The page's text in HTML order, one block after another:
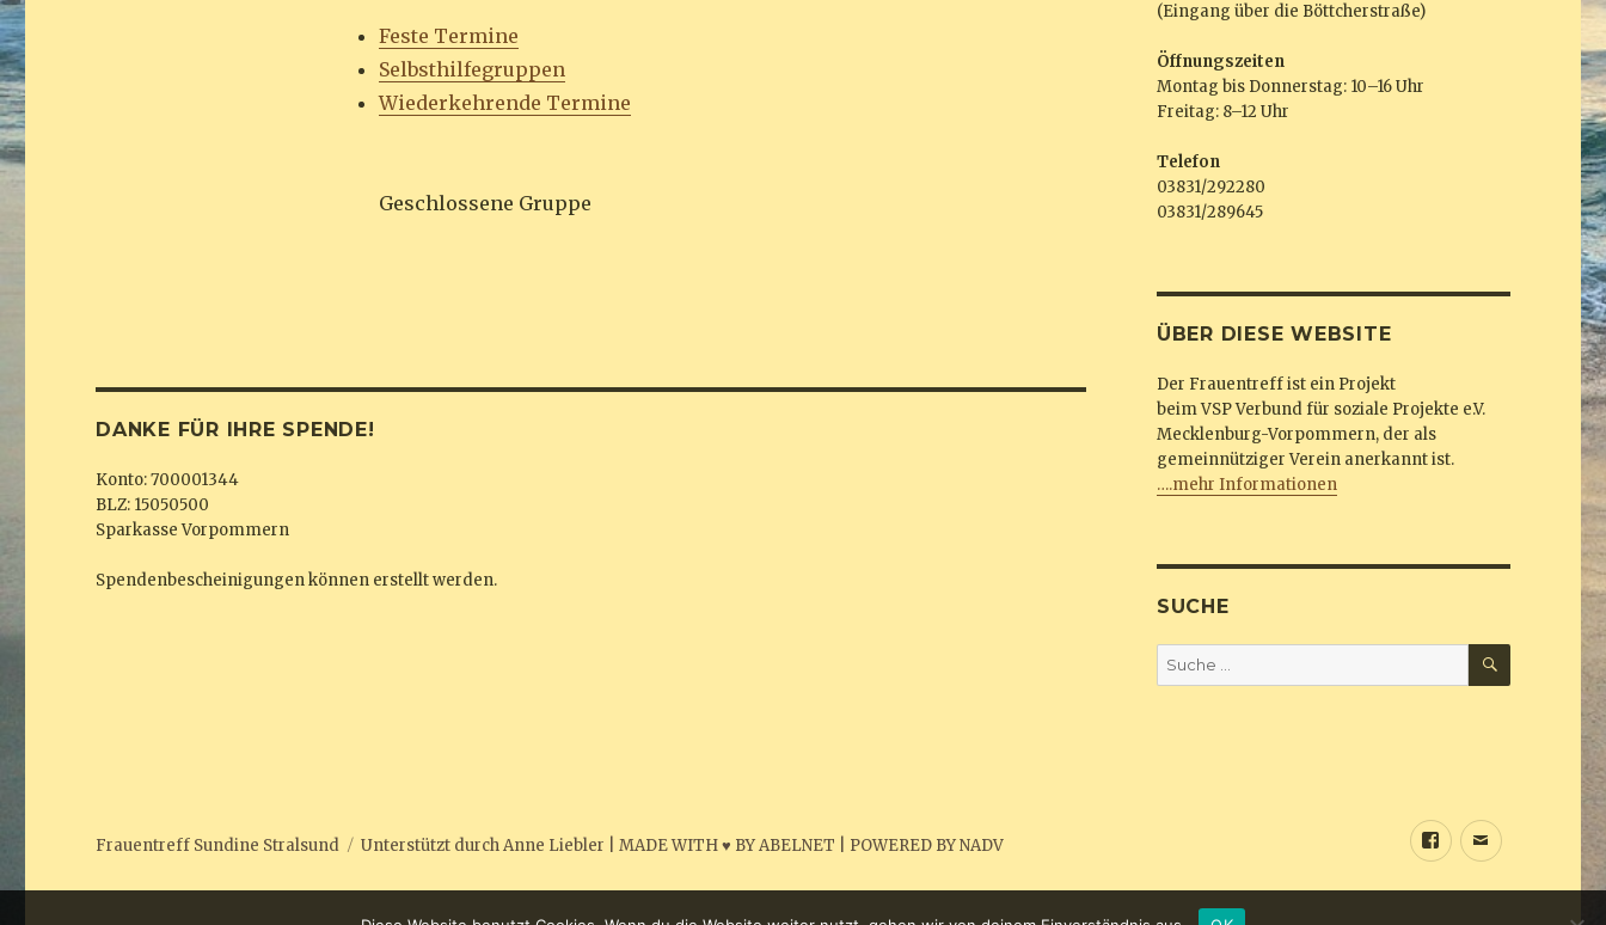
Feste Termine
Selbsthilfegruppen
Wiederkehrende Termine
Geschlossene Gruppe
DANKE FÜR IHRE SPENDE!
Konto: 700001344
BLZ: 15050500
Sparkasse Vorpommern
Spendenbescheinigungen können erstellt werden.
(Eingang über die Böttcherstraße)
Öffnungszeiten
Montag bis Donnerstag: 10–16 Uhr
Freitag: 8–12 Uhr
Telefon
03831/292280
03831/289645
ÜBER DIESE WEBSITE
Der Frauentreff ist ein Projekt
beim VSP Verbund für soziale Projekte e.V.
Mecklenburg-Vorpommern, der als
gemeinnütziger Verein anerkannt ist.
….mehr Informationen
SUCHE
Suche
nach:
SUCHEN
Sundine
E-
Frauentreff Sundine Stralsund Unterstützt durchAnne Liebler |MADE WITH ♥ BY ABELNET POWERED BY NADV